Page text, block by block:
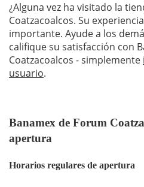
¿Alguna vez ha visitado la
Coatzacoalcos. Su
importante. Ayude a los
califique su satisfacción con
Coatzacoalcos - simplemente
usuario.
Banamex de Forum
apertura
Horarios regulares de apertura